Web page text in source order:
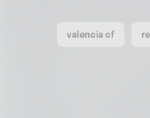
valencia cf